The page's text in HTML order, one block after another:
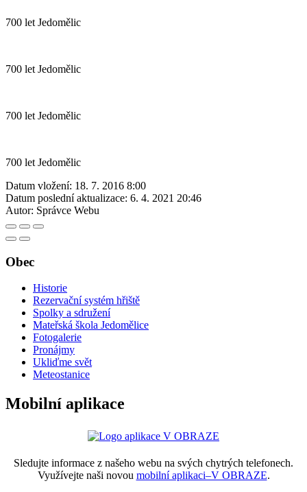
700 let Jedomělic
700 let Jedomělic
700 let Jedomělic
700 let Jedomělic
Datum vložení: 18. 7. 2016 8:00
Datum poslední aktualizace: 6. 4. 2021 20:46
Autor: Správce Webu
Obec
Historie
Rezervační systém hřiště
Spolky a sdružení
Mateřská škola Jedomělice
Fotogalerie
Pronájmy
Ukliďme svět
Meteostanice
Mobilní aplikace
Sledujte informace z našeho webu na svých chytrých telefonech.
Využívejte naši novou mobilní aplikaci–V OBRAZE.